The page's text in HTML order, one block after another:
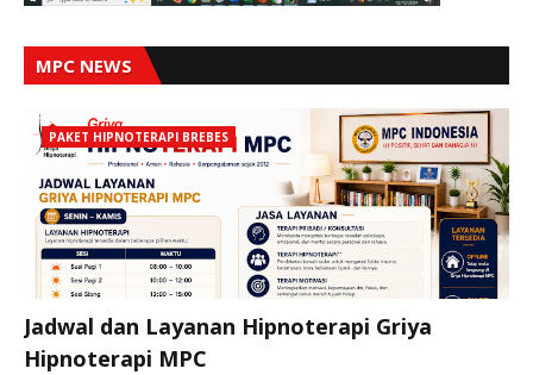
MPC NEWS
PAKET HIPNOTERAPI BREBES
Jadwal dan Layanan Hipnoterapi Griya
Hipnoterapi MPC